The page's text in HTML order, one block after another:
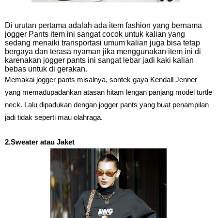
Di urutan pertama adalah ada item fashion yang bernama
jogger Pants item ini sangat cocok untuk kalian yang
sedang menaiki transportasi umum kalian juga bisa tetap
bergaya dan terasa nyaman jika menggunakan item ini di
karenakan jogger pants ini sangat lebar jadi kaki kalian
bebas untuk di gerakan.
Memakai jogger pants misalnya, sontek gaya Kendall Jenner
yang memadupadankan atasan hitam lengan panjang model turtle
neck. Lalu dipadukan dengan jogger pants yang buat penampilan
jadi tidak seperti mau olahraga.
2.Sweater atau Jaket